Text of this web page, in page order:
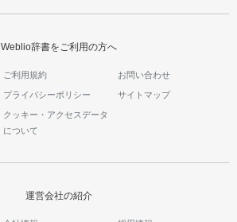
Weblio辞書をご利用の方へ
ご利用規約 お問い合わせ
プライバシーポリシー サイトマップ
クッキー・アクセスデータ
について
運営会社の紹介